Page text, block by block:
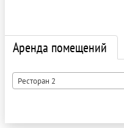
Аренда помещений
Ресторан 2